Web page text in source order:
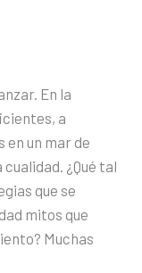
En la
a
un mar de
¿Qué tal
que se
mitos que
Muchas